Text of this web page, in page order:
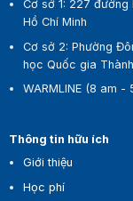
Cơ sở 1: 227 đường
Hồ Chí Minh
Cơ sở 2: Phường
học Quốc gia
WARMLINE (8 am -
Thông tin hữu ích
Giới thiệu
Học phí